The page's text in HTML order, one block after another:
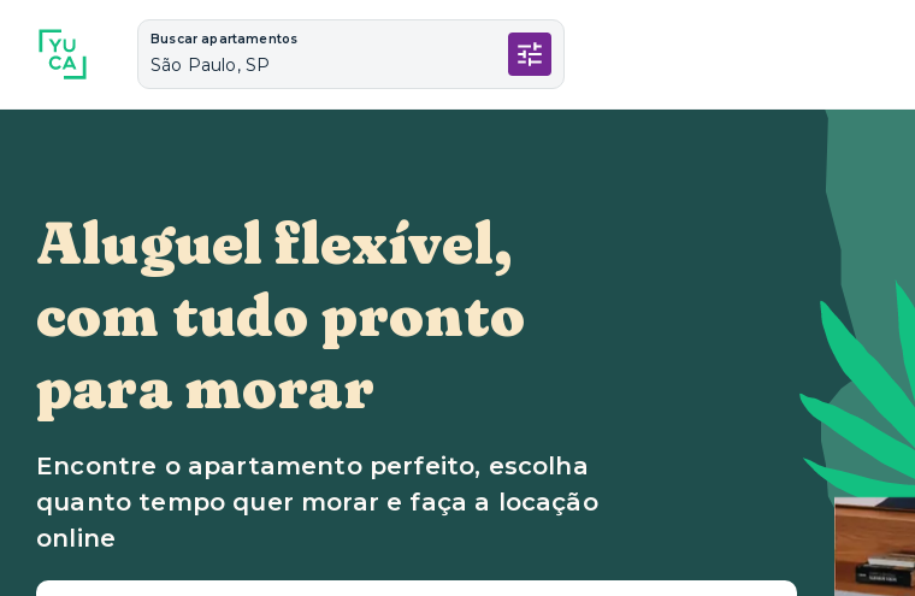
Buscar apartamentos
São Paulo, SP
Aluguel flexível,
com tudo pronto
para morar
Encontre o apartamento perfeito, escolha
quanto tempo quer morar e faça a locação
online